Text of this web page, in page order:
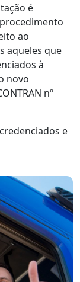
é
ao
aqueles que
à
novo
nº
e